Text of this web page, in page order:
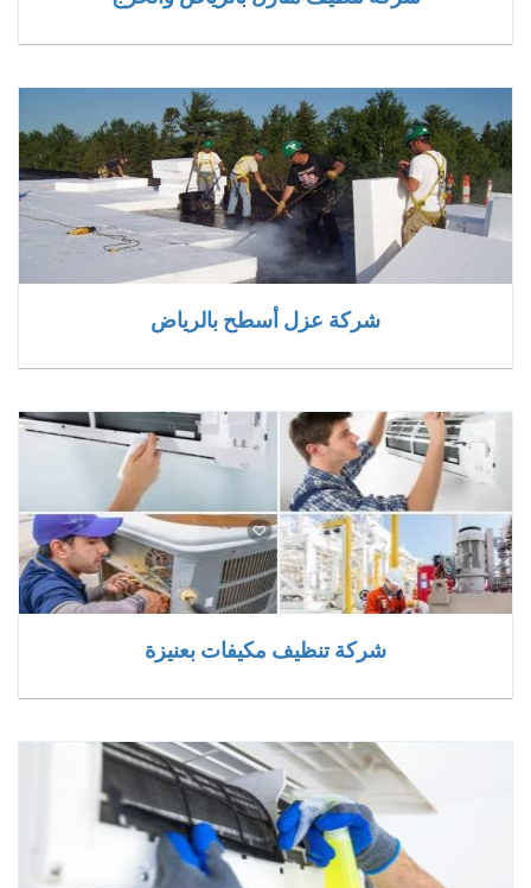
شركة عزل أسطح بالرياض
شركة تنظيف مكيفات بعنيزة